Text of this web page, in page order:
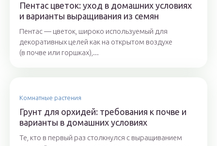
Пентас цветок: уход в домашних условиях
и варианты выращивания из семян
Пентас — цветок, широко используемый для
декоративных целей как на открытом воздухе
(в почве или горшках),...
Комнатные растения
Грунт для орхидей: требования к почве и
варианты в домашних условиях
Те, кто в первый раз столкнулся с выращиванием